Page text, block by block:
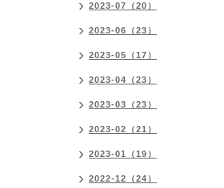
2023-07（20）
2023-06（23）
2023-05（17）
2023-04（23）
2023-03（23）
2023-02（21）
2023-01（19）
2022-12（24）